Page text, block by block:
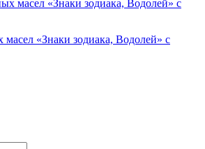
«Знаки зодиака, Водолей» с